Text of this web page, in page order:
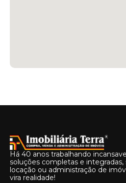
Há 40 anos trabalhando
soluções completas e integradas,
locação ou administração de
vira realidade!